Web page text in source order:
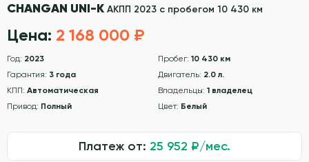
CHANGAN UNI-K АКПП 2023 с пробегом 10 430 км
Цена: 2 168 000 ₽
Год: 2023 Пробег: 10 430 км
Гарантия: 3 года Двигатель: 2.0 л.
КПП: Автоматическая Владельцы: 1 владелец
Привод: Полный Цвет: Белый
Платеж от: 25 952 ₽/мес.